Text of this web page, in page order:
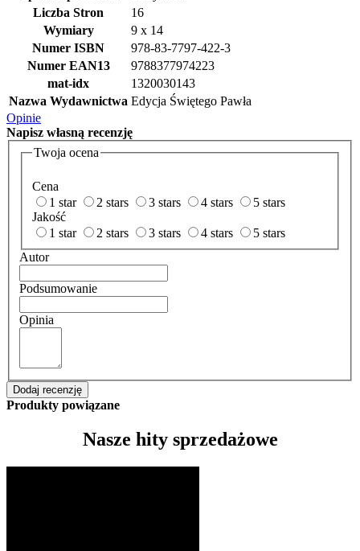
Liczba Stron
16
Wymiary
9 x 14
Numer ISBN
978-83-7797-422-3
Numer EAN13
9788377974223
mat-idx
1320030143
Nazwa Wydawnictwa Edycja Świętego Pawła
Opinie
Napisz własną recenzję
Twoja ocena
Cena
1 star
2 stars 3 stars 4 stars
5 stars
Jakość
1 star
2 stars 3 stars 4 stars
5 stars
Autor
Podsumowanie
Opinia
Dodaj recenzję
Produkty powiązane
Nasze hity sprzedażowe